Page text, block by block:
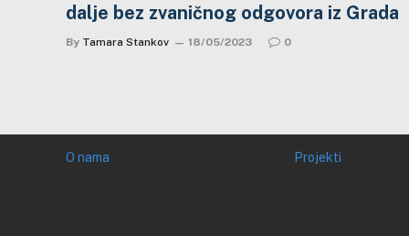
dalje bez zvaničnog odgovora iz Grada
By Tamara Stankov 18/05/2023 0
O nama Projekti